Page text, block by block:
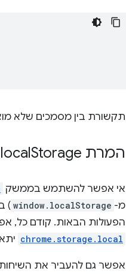
תקשורת בין מסמכים שלא
המרת local Storage לסוג אחר
אי אפשר להשתמש בממשק
מ- window.localStorage
הפעולות הבאות. קודם כל,
chrome.storage.local
אפשר גם להעביר את